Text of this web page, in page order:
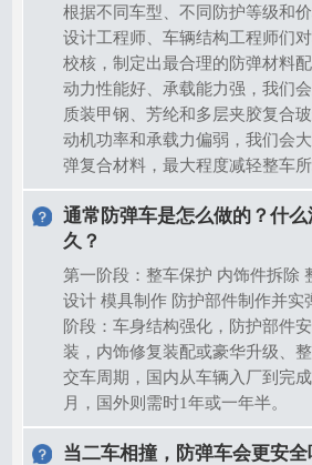
根据不同车型、不同防护等级和
设计工程师、车辆结构工程师们
校核，制定出最合理的防弹材料
动力性能好、承载能力强，我们
质装甲钢、芳纶和多层夹胶复合
动机功率和承载力偏弱，我们会
弹复合材料，最大程度减轻整车所
通常防弹车是怎么做的？什
久？
第一阶段：整车保护 内饰件拆除
设计 模具制作 防护部件制作并实
阶段：车身结构强化，防护部件
装，内饰修复装配或豪华升级、
交车周期，国内从车辆入厂到完
月，国外则需时1年或一年半。
当二车相撞，防弹车会更安全